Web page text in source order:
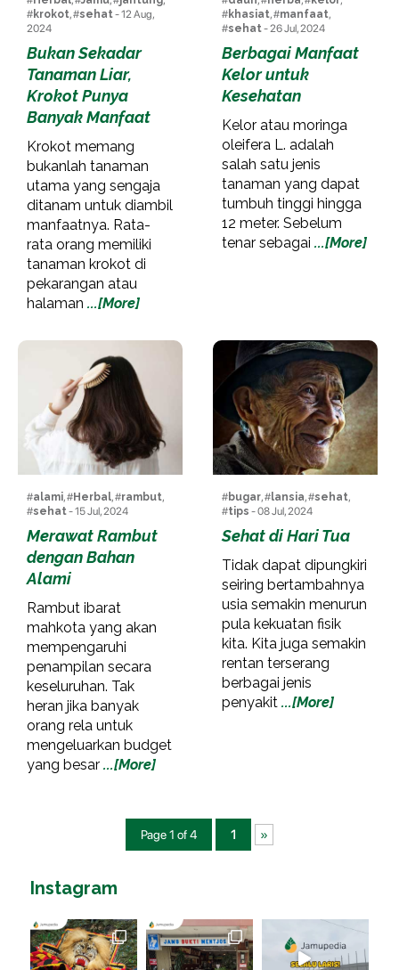
#krokot, #sehat- 12 Aug,
2024
Bukan Sekadar
Tanaman Liar,
Krokot Punya
Banyak Manfaat
Krokot memang
bukanlah tanaman
utama yang sengaja
ditanam untuk diambil
manfaatnya. Rata-
rata orang memiliki
tanaman krokot di
pekarangan atau
halaman ...[More]
#khasiat, #manfaat,
#sehat- 26 Jul, 2024
Berbagai Manfaat
Kelor untuk
Kesehatan
Kelor atau moringa
oleifera L. adalah
salah satu jenis
tanaman yang dapat
tumbuh tinggi hingga
12 meter. Sebelum
tenar sebagai ...[More]
#alami, #Herbal, #rambut,
#sehat- 15 Jul, 2024
Merawat Rambut
dengan Bahan
Alami
Rambut ibarat
mahkota yang akan
mempengaruhi
penampilan secara
keseluruhan. Tak
heran jika banyak
orang rela untuk
mengeluarkan budget
yang besar ...[More]
#bugar, #lansia, #sehat,
#tips - 08 Jul, 2024
Sehat di Hari Tua
Tidak dapat dipungkiri
seiring bertambahnya
usia semakin menurun
pula kekuatan fisik
kita. Kita juga semakin
rentan terserang
berbagai jenis
penyakit ...[More]
Page 1 of 4 1 »
Instagram